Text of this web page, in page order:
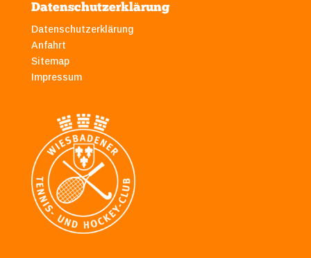
Datenschutzerklärung
Datenschutzerklärung
Anfahrt
Sitemap
Impressum